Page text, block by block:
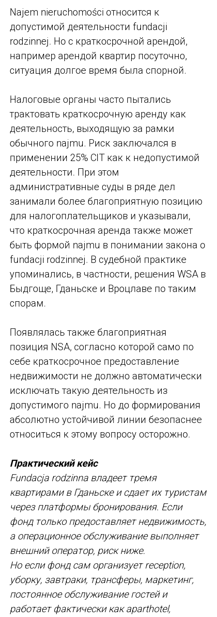
Najem nieruchomości относится к
допустимой деятельности fundacji
rodzinnej. Но с краткосрочной арендой,
например арендой квартир посуточно,
ситуация долгое время была спорной.
Налоговые органы часто пытались
трактовать краткосрочную аренду как
деятельность, выходящую за рамки
обычного najmu. Риск заключался в
применении 25% CIT как к недопустимой
деятельности. При этом
административные суды в ряде дел
занимали более благоприятную позицию
для налогоплательщиков и указывали,
что краткосрочная аренда также может
быть формой najmu в понимании закона о
fundacji rodzinnej. В судебной практике
упоминались, в частности, решения WSA в
Быдгоще, Гданьске и Вроцлаве по таким
спорам.
Появлялась также благоприятная
позиция NSA, согласно которой само по
себе краткосрочное предоставление
недвижимости не должно автоматически
исключать такую деятельность из
допустимого najmu. Но до формирования
абсолютно устойчивой линии безопаснее
относиться к этому вопросу осторожно.
Практический кейс
Fundacja rodzinna владеет тремя
квартирами в Гданьске и сдает их туристам
через платформы бронирования. Если
фонд только предоставляет недвижимость,
а операционное обслуживание выполняет
внешний оператор, риск ниже.
Но если фонд сам организует reception,
уборку, завтраки, трансферы, маркетинг,
постоянное обслуживание гостей и
работает фактически как aparthotel,